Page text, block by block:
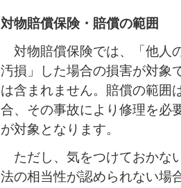
対物賠償保険・賠償の範囲
対物賠償保険では、「他人
汚損」した場合の損害が対象
は含まれません。賠償の範囲
合、その事故により修理を必
が対象となります。
ただし、気をつけておかな
法の相当性が認められない場